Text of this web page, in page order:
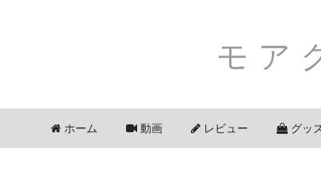
モア
ホーム 動画 レビュー グッ